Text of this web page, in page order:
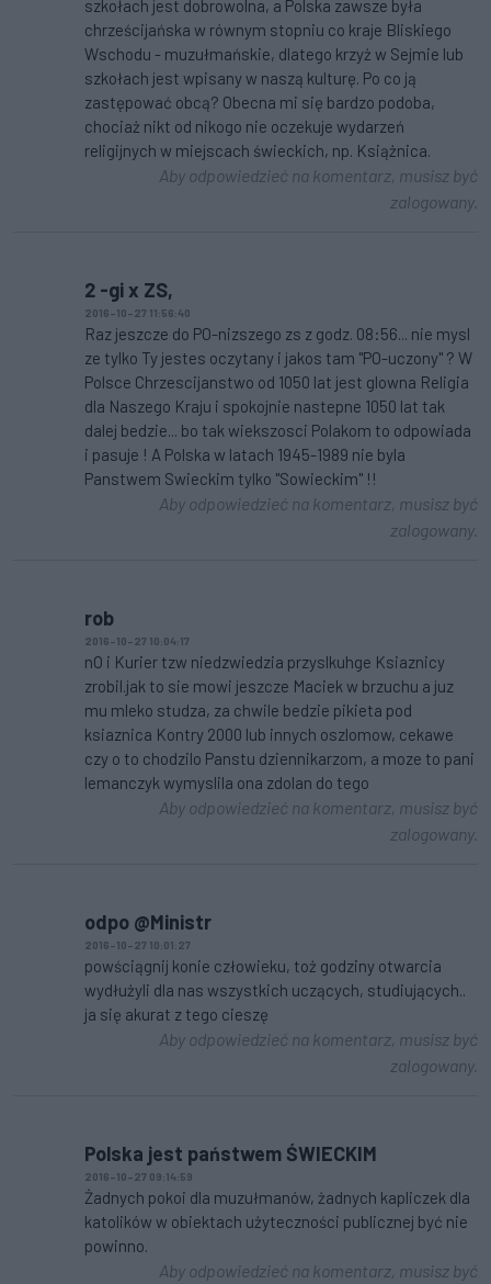
szkołach jest dobrowolna, a Polska zawsze była
chrześcijańska w równym stopniu co kraje Bliskiego
Wschodu - muzułmańskie, dlatego krzyż w Sejmie lub
szkołach jest wpisany w naszą kulturę. Po co ją
zastępować obcą? Obecna mi się bardzo podoba,
chociaż nikt od nikogo nie oczekuje wydarzeń
religijnych w miejscach świeckich, np. Książnica.
Aby odpowiedzieć na komentarz, musisz być
zalogowany.
2 -gi x ZS,
2016-10-27 11:56:40
Raz jeszcze do PO-nizszego zs z godz. 08:56... nie mysl
ze tylko Ty jestes oczytany i jakos tam "PO-uczony" ? W
Polsce Chrzescijanstwo od 1050 lat jest glowna Religia
dla Naszego Kraju i spokojnie nastepne 1050 lat tak
dalej bedzie... bo tak wiekszosci Polakom to odpowiada
i pasuje ! A Polska w latach 1945-1989 nie byla
Panstwem Swieckim tylko "Sowieckim" !!
Aby odpowiedzieć na komentarz, musisz być
zalogowany.
rob
2016-10-27 10:04:17
nO i Kurier tzw niedzwiedzia przyslkuhge Ksiaznicy
zrobil.jak to sie mowi jeszcze Maciek w brzuchu a juz
mu mleko studza, za chwile bedzie pikieta pod
ksiaznica Kontry 2000 lub innych oszlomow, cekawe
czy o to chodzilo Panstu dziennikarzom, a moze to pani
lemanczyk wymyslila ona zdolan do tego
Aby odpowiedzieć na komentarz, musisz być
zalogowany.
odpo @Ministr
2016-10-27 10:01:27
powściągnij konie człowieku, toż godziny otwarcia
wydłużyli dla nas wszystkich uczących, studiujących..
ja się akurat z tego cieszę
Aby odpowiedzieć na komentarz, musisz być
zalogowany.
Polska jest państwem ŚWIECKIM
2016-10-27 09:14:59
Żadnych pokoi dla muzułmanów, żadnych kapliczek dla
katolików w obiektach użyteczności publicznej być nie
powinno.
Aby odpowiedzieć na komentarz, musisz być